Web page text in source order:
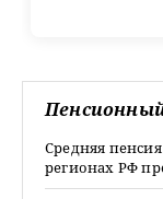
Средняя
регионах РФ